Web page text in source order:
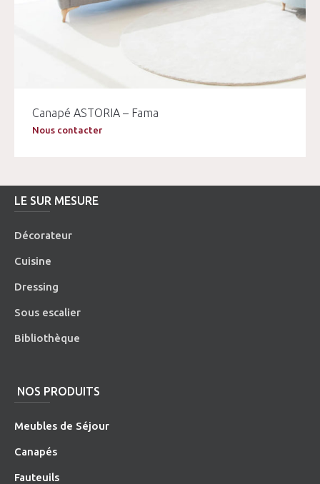
Canapé ASTORIA – Fama
Nous contacter
LE SUR MESURE
Décorateur
Cuisine
Dressing
Sous escalier
Bibliothèque
NOS PRODUITS
Meubles de Séjour
Canapés
Fauteuils